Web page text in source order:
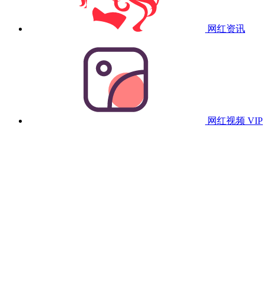
网红资讯
网红视频 VIP